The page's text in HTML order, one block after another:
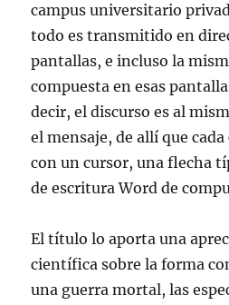
campus universitario
todo es transmitido en
pantallas, e incluso la
compuesta en esas
decir, el discurso es al
el mensaje, de allí que
con un cursor, una flecha
de escritura Word de
El título lo aporta una
científica sobre la forma
una guerra mortal, las